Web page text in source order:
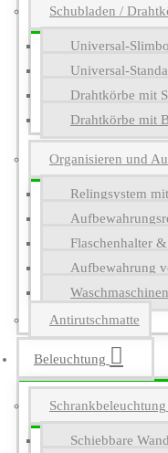
Schubladen /
Universal-
Universal-
Drahtkörbe mit
Drahtkörbe mit
Organisieren und
Relingsystem
Flaschenhalter
Aufbewahrung
Antirutschmatte
Beleuchtung
Schrankbeleuchtung
Schiebbare